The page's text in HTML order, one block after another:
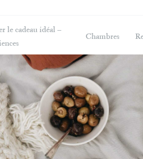
le cadeau idéal –
Chambres